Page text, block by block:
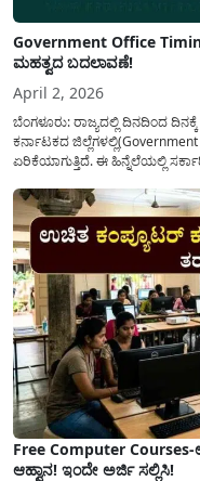
Government Office
ಮಹತ್ವದ ಬದಲಾವಣೆ!
April 2, 2026
ಬೆಂಗಳೂರು: ರಾಜ್ಯದಲ್ಲಿ ದಿನದಿಂದ
ಕರ್ನಾಟಕದ
ಏರಿಕೆಯಾಗುತ್ತಿದೆ. ಈ ಹಿನ್ನೆಲೆಯಲ್ಲಿ
ಮತ್ತು ಕಲ್ಯಾಣ ಕರ್ನಾಟಕದ ಒಟ್ಟು 9
Free Computer
ಆಹ್ವಾನ! ಇಂದೇ ಅರ್ಜಿ ಸಲ್ಲಿಸಿ!